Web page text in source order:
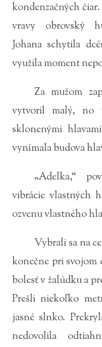
kondenzačných
vravy obrovský
Johana schytila
využila moment
Za mužom
vytvoril malý, no
sklonenými
vynímala budova
„Adelka,“
vibrácie vlastných
ozvenu vlastného
Vybrali sa na
konečne pri svojom
bolesť v žalúdku a
Prešli niekoľko
jasné slnko.
nedovolila